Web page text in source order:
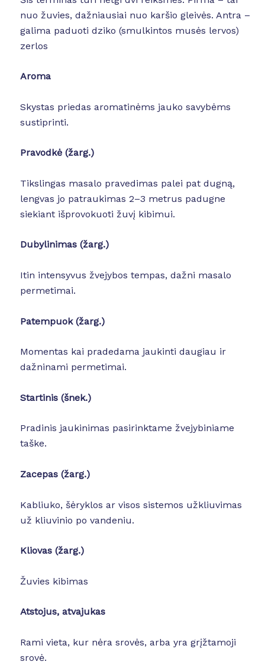
nuo žuvies, dažniausiai nuo karšio gleivės. Antra –
galima paduoti dziko (smulkintos musės lervos)
zerlos
Aroma
Skystas priedas aromatinėms jauko savybėms
sustiprinti.
Pravodkė (žarg.)
Tikslingas masalo pravedimas palei pat dugną,
lengvas jo patraukimas 2–3 metrus padugne
siekiant išprovokuoti žuvį kibimui.
Dubylinimas (žarg.)
Itin intensyvus žvejybos tempas, dažni masalo
permetimai.
Patempuok (žarg.)
Momentas kai pradedama jaukinti daugiau ir
dažninami permetimai.
Startinis (šnek.)
Pradinis jaukinimas pasirinktame žvejybiniame
taške.
Zacepas (žarg.)
Kabliuko, šėryklos ar visos sistemos užkliuvimas
už kliuvinio po vandeniu.
Kliovas (žarg.)
Žuvies kibimas
Atstojus, atvajukas
Rami vieta, kur nėra srovės, arba yra grįžtamoji
srovė.